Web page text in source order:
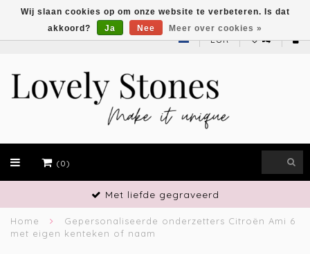
EUR
(0)
Met liefde gegraveerd
Home
Gepersonaliseerde onderzetters Citroën Ami 6
met eigen kenteken of naam
Wij slaan cookies op om onze website te verbeteren. Is dat
akkoord?
Ja Nee Meer over cookies »